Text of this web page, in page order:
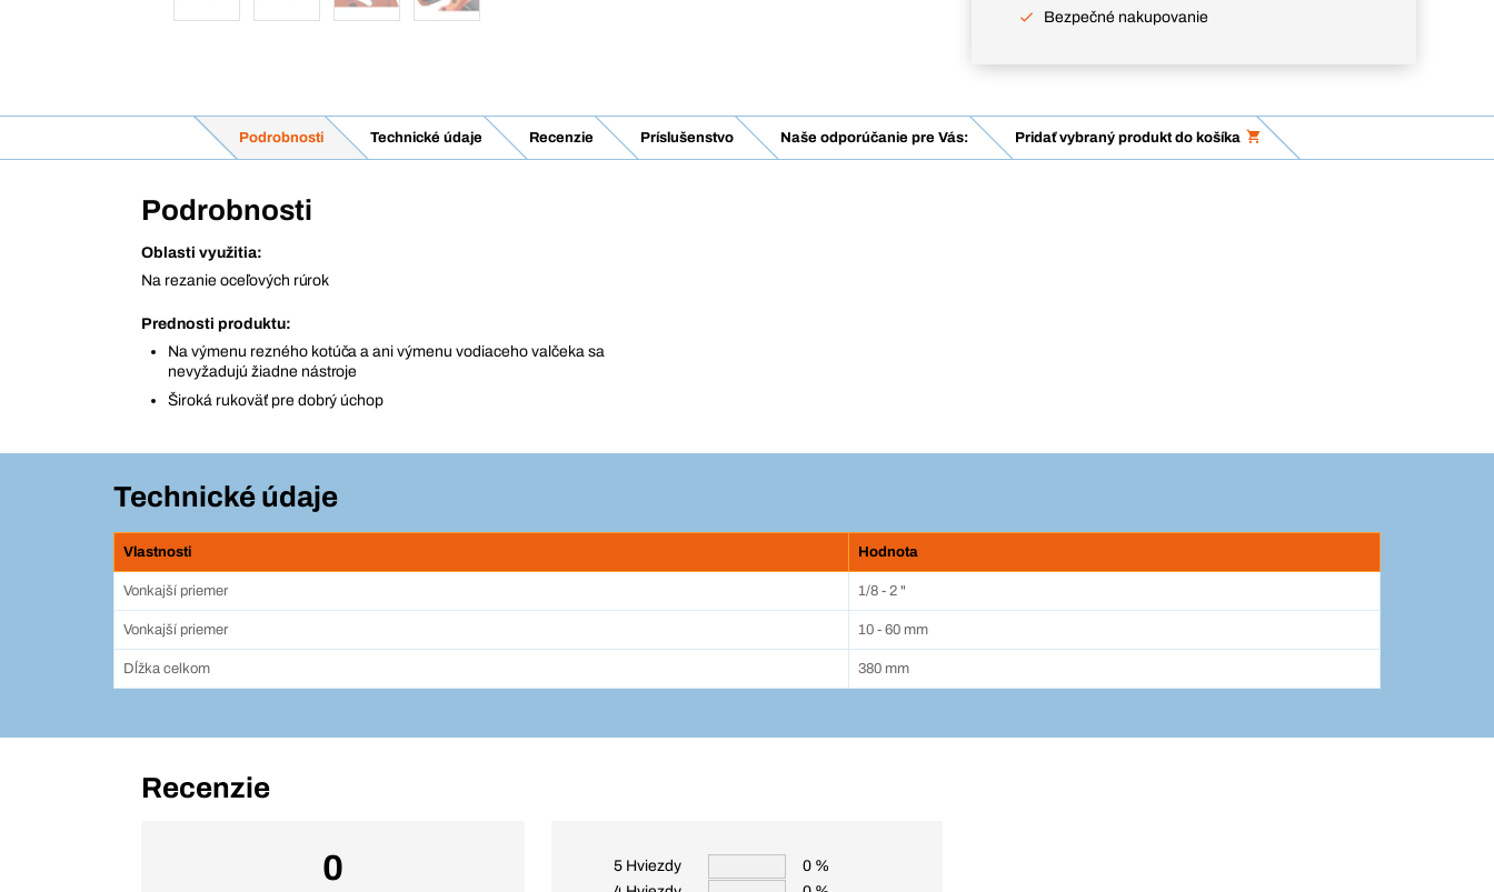
Bezpečné nakupovanie
Podrobnosti Technické údaje Recenzie Príslušenstvo Naše odporúčanie pre Vás: Pridať vybraný produkt do košíka
Podrobnosti
Oblasti využitia:
Na rezanie oceľových rúrok
Prednosti produktu:
Na výmenu rezného kotúča a ani výmenu vodiaceho valčeka sa
nevyžadujú žiadne nástroje
Široká rukoväť pre dobrý úchop
Technické údaje
Vlastnosti Hodnota
Vonkajší priemer 1/8 - 2 "
Vonkajší priemer 10 - 60 mm
Dĺžka celkom 380 mm
Recenzie
0 5 Hviezdy
0 %